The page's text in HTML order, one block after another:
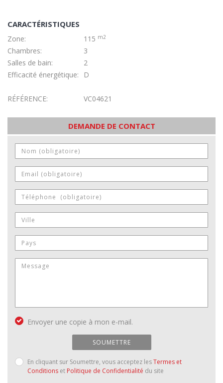
CARACTÉRISTIQUES
Zone: 115 m2
Chambres:
3
Salles de bain:
2
Efficacité énergétique:
D
RÉFÉRENCE: VC04621
DEMANDE DE CONTACT
Envoyer une copie à mon e-mail.
SOUMETTRE
En cliquant sur Soumettre, vous acceptez lesTermes et
Conditions et Politique de Confidentialité du site